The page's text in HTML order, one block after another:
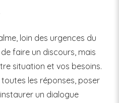
loin des urgences du
faire un discours, mais
situation et vos besoins.
toutes les réponses, poser
un dialogue